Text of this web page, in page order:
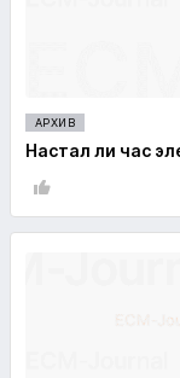
АРХИВ
Настал ли час